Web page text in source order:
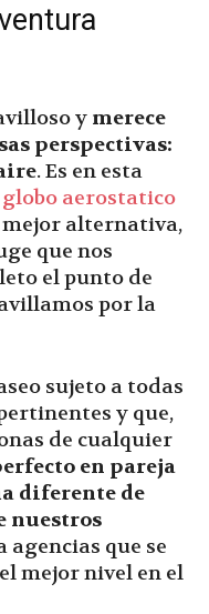
y merece
perspectivas:
. Es en esta
globo aerostatico
mejor alternativa,
que nos
el punto de
por la
sujeto a todas
y que,
de cualquier
en pareja
diferente de
nuestros
agencias que se
mejor nivel en el